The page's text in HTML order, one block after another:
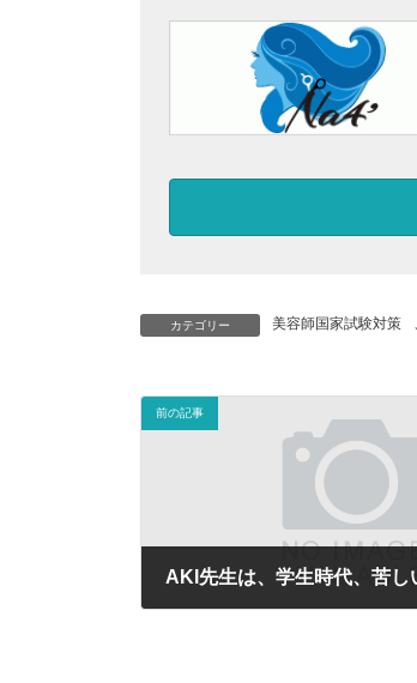
カテゴリー 美容師国家試験対策
前の記事